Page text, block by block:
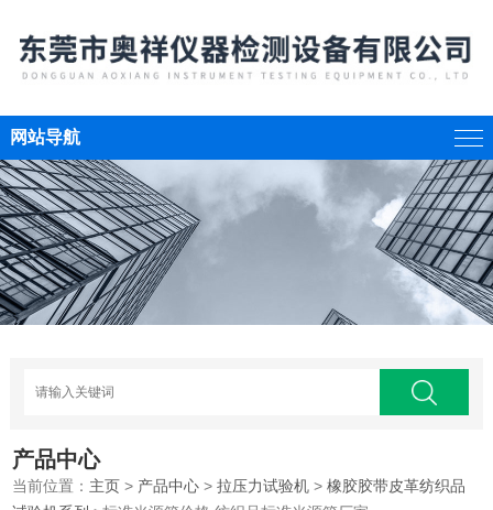
网站导航
产品中心
当前位置： 主页 > 产品中心 >拉压力试验机 >橡胶胶带皮革纺织品